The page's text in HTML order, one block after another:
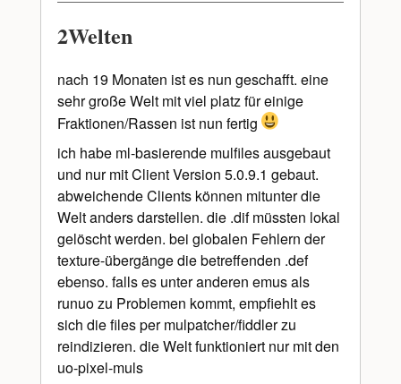
2Welten
nach 19 Monaten ist es nun geschafft. eine
sehr große Welt mit viel platz für einige
Fraktionen/Rassen ist nun fertig
ich habe ml-basierende mulfiles ausgebaut
und nur mit Client Version 5.0.9.1 gebaut.
abweichende Clients können mitunter die
Welt anders darstellen. die .dif müssten lokal
gelöscht werden. bei globalen Fehlern der
texture-übergänge die betreffenden .def
ebenso. falls es unter anderen emus als
runuo zu Problemen kommt, empfiehlt es
sich die files per mulpatcher/fiddler zu
reindizieren. die Welt funktioniert nur mit den
uo-pixel-muls